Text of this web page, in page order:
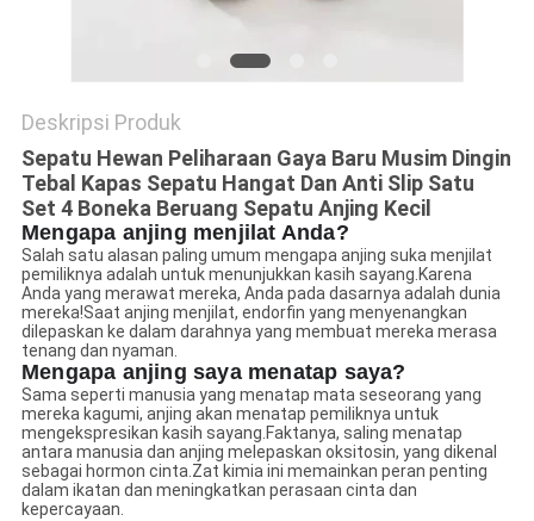
Deskripsi Produk
Sepatu Hewan Peliharaan Gaya Baru Musim Dingin
Tebal Kapas Sepatu Hangat Dan Anti Slip Satu
Set 4 Boneka Beruang Sepatu Anjing Kecil
Mengapa anjing menjilat Anda?
Salah satu alasan paling umum mengapa anjing suka menjilat
pemiliknya adalah untuk menunjukkan kasih sayang.Karena
Anda yang merawat mereka, Anda pada dasarnya adalah dunia
mereka!Saat anjing menjilat, endorfin yang menyenangkan
dilepaskan ke dalam darahnya yang membuat mereka merasa
tenang dan nyaman.
Mengapa anjing saya menatap saya?
Sama seperti manusia yang menatap mata seseorang yang
mereka kagumi, anjing akan menatap pemiliknya untuk
mengekspresikan kasih sayang.Faktanya, saling menatap
antara manusia dan anjing melepaskan oksitosin, yang dikenal
sebagai hormon cinta.Zat kimia ini memainkan peran penting
dalam ikatan dan meningkatkan perasaan cinta dan
kepercayaan.